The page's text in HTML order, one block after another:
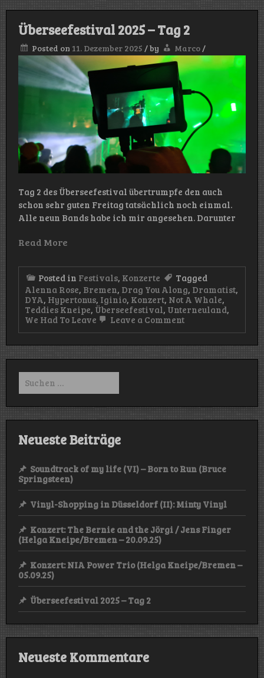
Überseefestival 2025 – Tag 2
Posted on 11. Dezember 2025 /by Marco/
Tag 2 des Überseefestival übertrumpfe den auch
schon sehr guten Freitag tatsächlich noch einmal.
Alle neun Bands habe ich mir angesehen. Darunter
Read More
Posted in Festivals, Konzerte
Tagged
Alenna Rose, Bremen, Drag You Along, Dramatist,
DYA, Hypertonus, Iginio, Konzert, Not A Whale,
Teddies Kneipe, Überseefestival, Unterneuland,
We Had To Leave
Leave a Commenton
–
Tag
Suchen
nach:
Neueste Beiträge
Soundtrack of my life (VI) – Born to Run (Bruce
Springsteen)
Vinyl-Shopping in Düsseldorf (II): Minty Vinyl
Konzert: The Bernie and the Jörgi / Jens Finger
(Helga Kneipe/Bremen – 20.09.25)
Konzert: NIA Power Trio (Helga Kneipe/Bremen –
05.09.25)
Überseefestival 2025 – Tag 2
Neueste Kommentare